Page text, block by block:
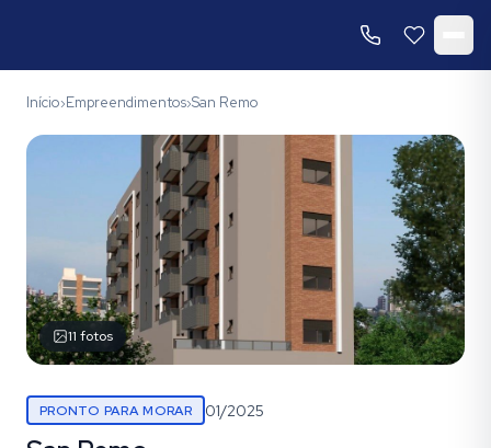
Início›Empreendimentos›San Remo
11 fotos
PRONTO PARA MORAR 01/2025